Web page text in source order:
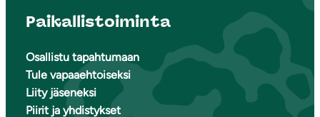
Paikallistoiminta
Osallistu tapahtumaan
Tule vapaaehtoiseksi
Liity jäseneksi
Piirit ja yhdistykset